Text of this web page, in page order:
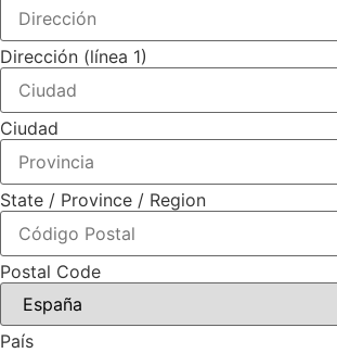
Dirección (línea 1)
Ciudad
State / Province / Region
Postal Code
País